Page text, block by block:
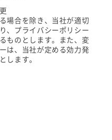
場合を除き、当社が適切
、プライバシーポリシー
ものとします。また、変
は、当社が定める効力発
します。